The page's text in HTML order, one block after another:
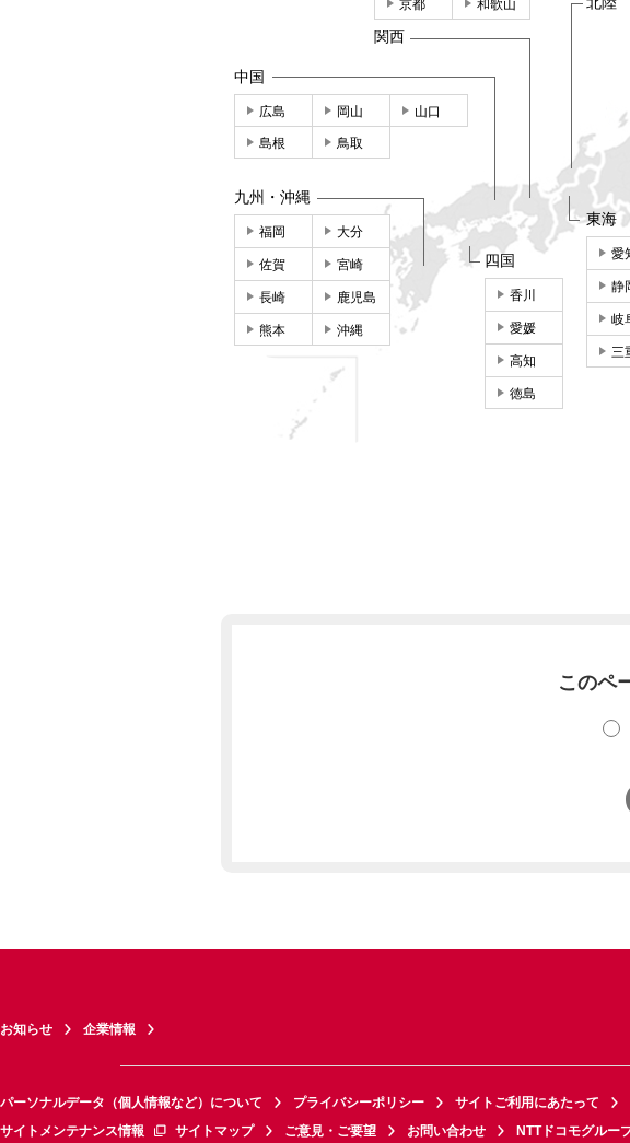
東海
愛
静
岐
三
京都 和歌山
関西
中国
広島 岡山 山口
島根 鳥取
四国
香川
愛媛
高知
徳島
九州・沖縄
福岡 大分
佐賀 宮崎
長崎 鹿児島
熊本 沖縄
このペ
お知らせ 企業情報
パーソナルデータ（個人情報など）について プライバシーポリシー サイトご利用にあたって
サイトメンテナンス情報
サイトマップ ご意見・ご要望 お問い合わせ NTTドコモグルー